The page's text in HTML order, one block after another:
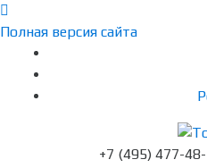
Полная версия сайта
+7 (495) 477-